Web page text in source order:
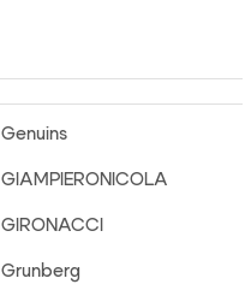
Genuins
GIAMPIERONICOLA
GIRONACCI
Grunberg